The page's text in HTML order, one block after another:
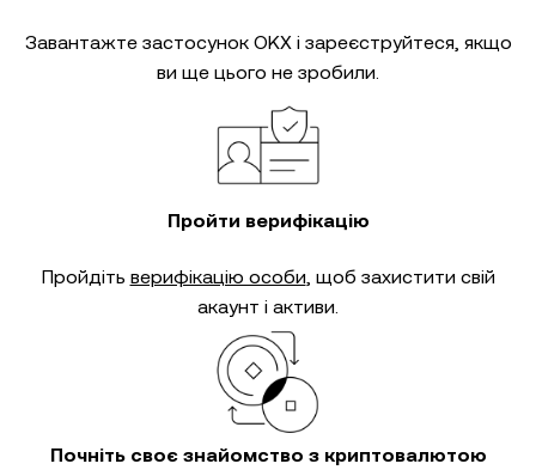
Завантажте застосунок OKX і зареєструйтеся, якщо
ви ще цього не зробили.
Пройти верифікацію
Пройдіть верифікацію особи, щоб захистити свій
акаунт і активи.
Почніть своє знайомство з криптовалютою